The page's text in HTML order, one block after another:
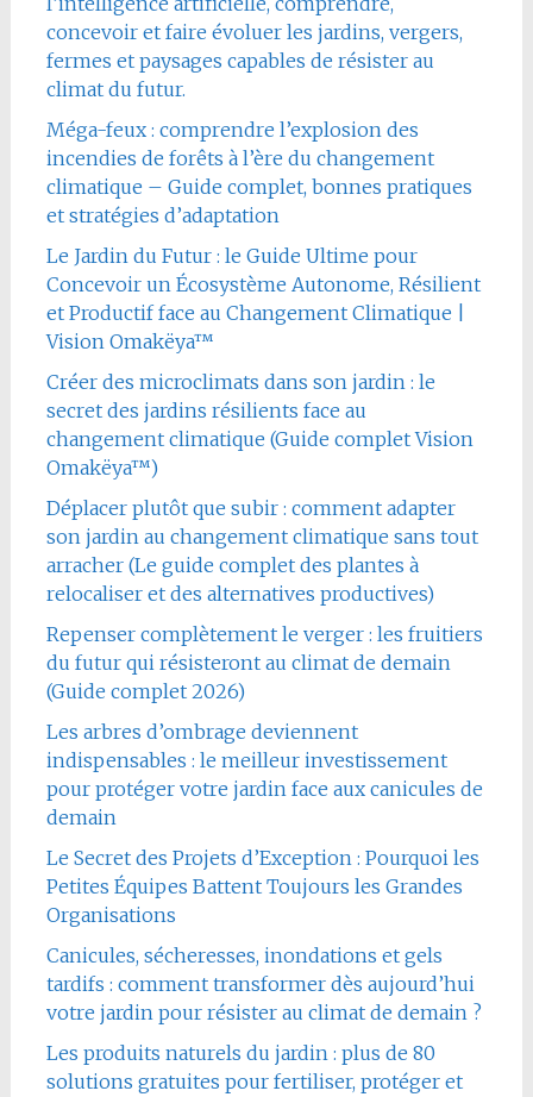
concevoir et faire évoluer les jardins, vergers,
fermes et paysages capables de résister au
climat du futur.
Méga-feux : comprendre l’explosion des
incendies de forêts à l’ère du changement
climatique – Guide complet, bonnes pratiques
et stratégies d’adaptation
Le Jardin du Futur : le Guide Ultime pour
Concevoir un Écosystème Autonome, Résilient
et Productif face au Changement Climatique |
Vision Omakëya™
Créer des microclimats dans son jardin : le
secret des jardins résilients face au
changement climatique (Guide complet Vision
Omakëya™)
Déplacer plutôt que subir : comment adapter
son jardin au changement climatique sans tout
arracher (Le guide complet des plantes à
relocaliser et des alternatives productives)
Repenser complètement le verger : les fruitiers
du futur qui résisteront au climat de demain
(Guide complet 2026)
Les arbres d’ombrage deviennent
indispensables : le meilleur investissement
pour protéger votre jardin face aux canicules de
demain
Le Secret des Projets d’Exception : Pourquoi les
Petites Équipes Battent Toujours les Grandes
Organisations
Canicules, sécheresses, inondations et gels
tardifs : comment transformer dès aujourd’hui
votre jardin pour résister au climat de demain ?
Les produits naturels du jardin : plus de 80
solutions gratuites pour fertiliser, protéger et